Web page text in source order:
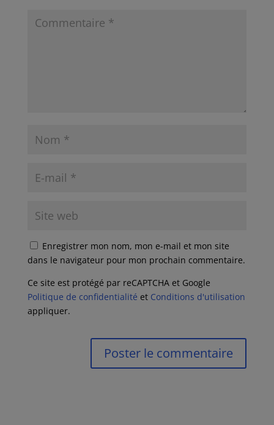
Enregistrer mon nom, mon e-mail et mon site
dans le navigateur pour mon prochain commentaire.
Ce site est protégé par reCAPTCHA et Google
Politique de confidentialité et Conditions d'utilisation
appliquer.